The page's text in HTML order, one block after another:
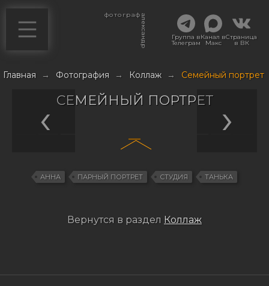
фотографалександр Группа в
Телеграм
Канал в
Макс
Страница
в ВК
Главная → Фотография → Коллаж → Семейный портрет
СЕМЕЙНЫЙ ПОРТРЕТ
АННА ПАРНЫЙ ПОРТРЕТ СТУДИЯ ТАНЬКА
Вернутся в раздел Коллаж